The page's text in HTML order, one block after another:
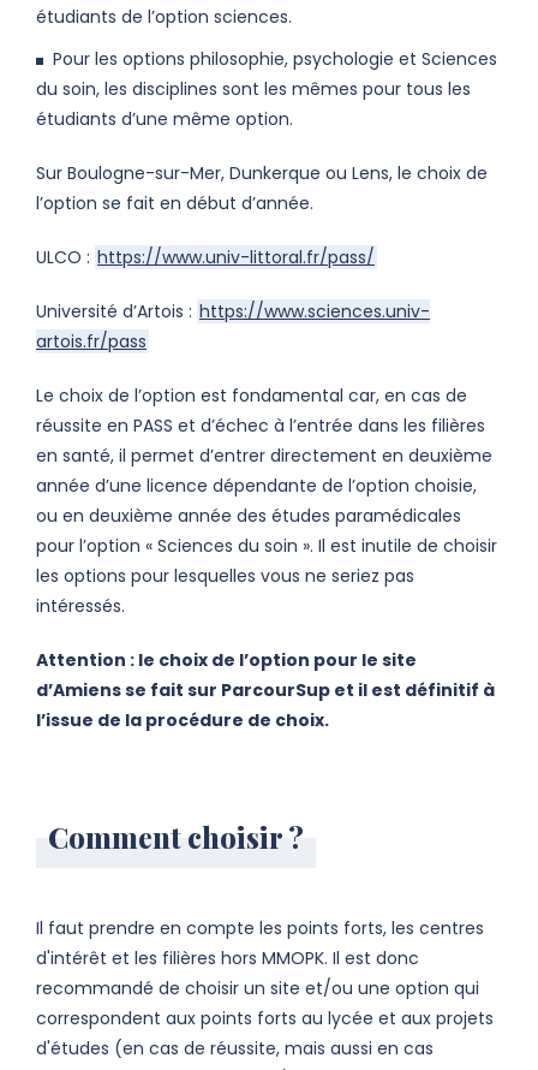
étudiants de l’option sciences.
Pour les options philosophie, psychologie et Sciences
du soin, les disciplines sont les mêmes pour tous les
étudiants d’une même option.
Sur Boulogne-sur-Mer, Dunkerque ou Lens, le choix de
l’option se fait en début d’année.
ULCO : https://www.univ-littoral.fr/pass/
Université d’Artois : https://www.sciences.univ-
artois.fr/pass
Le choix de l’option est fondamental car, en cas de
réussite en PASS et d’échec à l’entrée dans les filières
en santé, il permet d’entrer directement en deuxième
année d’une licence dépendante de l’option choisie,
ou en deuxième année des études paramédicales
pour l’option « Sciences du soin ». Il est inutile de choisir
les options pour lesquelles vous ne seriez pas
intéressés.
Attention : le choix de l’option pour le site
d’Amiens se fait sur ParcourSup et il est définitif à
l’issue de la procédure de choix.
Comment choisir ?
Il faut prendre en compte les points forts, les centres
d'intérêt et les filières hors MMOPK. Il est donc
recommandé de choisir un site et/ou une option qui
correspondent aux points forts au lycée et aux projets
d'études (en cas de réussite, mais aussi en cas